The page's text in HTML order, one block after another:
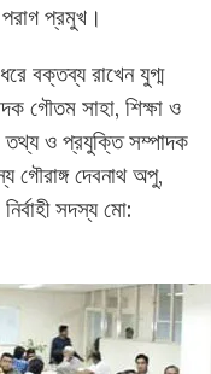
প্রমুখ।
বক্তব্য রাখেন যুগ্ম
গৌতম সাহা, শিক্ষা ও
তথ্য ও প্রযুক্তি সম্পাদক
গৌরাঙ্গ দেবনাথ অপু,
সদস্য মো: